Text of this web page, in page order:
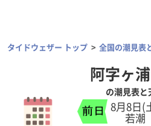
タイドウェザー トップ 全国の潮見表
阿字ヶ
の潮見表と
8月8日(
若潮